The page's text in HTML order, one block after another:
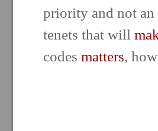
priority and not an
tenets that will
codes matters,